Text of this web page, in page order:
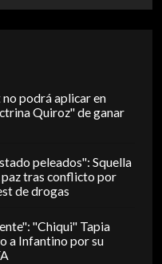
podrá aplicar en
Quiroz" de ganar
peleados": Squella
paz tras conflicto por
de drogas
"Chiqui" Tapia
a Infantino por su